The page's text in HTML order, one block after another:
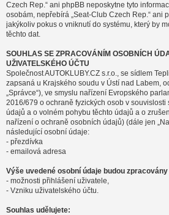
Czech Rep.“ ani phpBB neposkytne tyto
osobám, nepřebírá „Seat-Club Czech Rep.“ ani
jakýkoliv pokus o vniknutí do systému, který by
těchto dat.
SOUHLAS SE ZPRACOVÁNÍM OSOBNÍCH
UŽIVATELSKÉHO ÚČTU
Společnost AUTOKLUBY.CZ s.r.o., se sídlem
zapsaná u Krajského soudu v Ústí nad Labem,
„Správce“), ve smyslu nařízení Evropského
2016/679 o ochraně fyzických osob v
údajů a o volném pohybu těchto údajů a o
nařízení o ochraně osobních údajů) (dále jen
následující osobní údaje:
- přezdívka
- emailová adresa
Výše uvedené osobní údaje budou
- možnosti přihlášení uživatele,
- Vzniku uživatelského účtu.
Souhlas udělujete: